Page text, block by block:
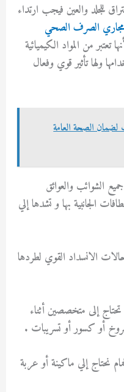
للجلد والعين فيجب ارتداء
الصرف الصحي
من المواد الكيميائية
ولها تأثير قوي وفعال
لضمان الصحة العامة
الشوائب والعوائق
الجانبية بها و تشدها إلي
الانسداد القوي لطردها
تحتاج إلى متخصصين أثناء
أو كسور أو تسريبات .
نحتاج إلي ماكينة أو عربة